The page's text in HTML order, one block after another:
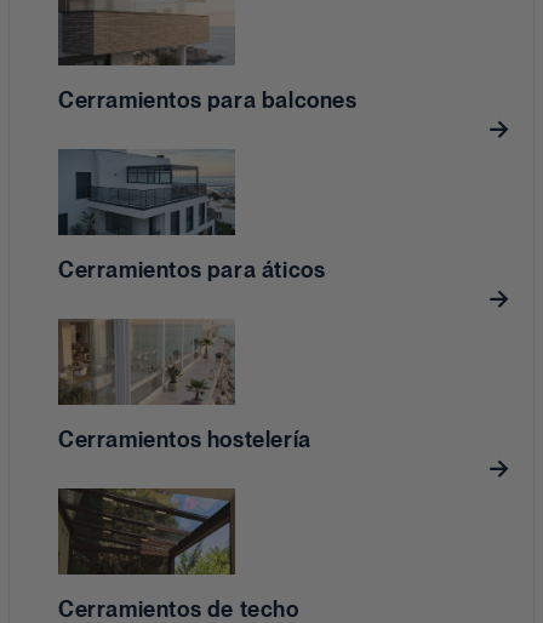
Cerramientos para balcones
Cerramientos para áticos
Cerramientos hostelería
Cerramientos de techo